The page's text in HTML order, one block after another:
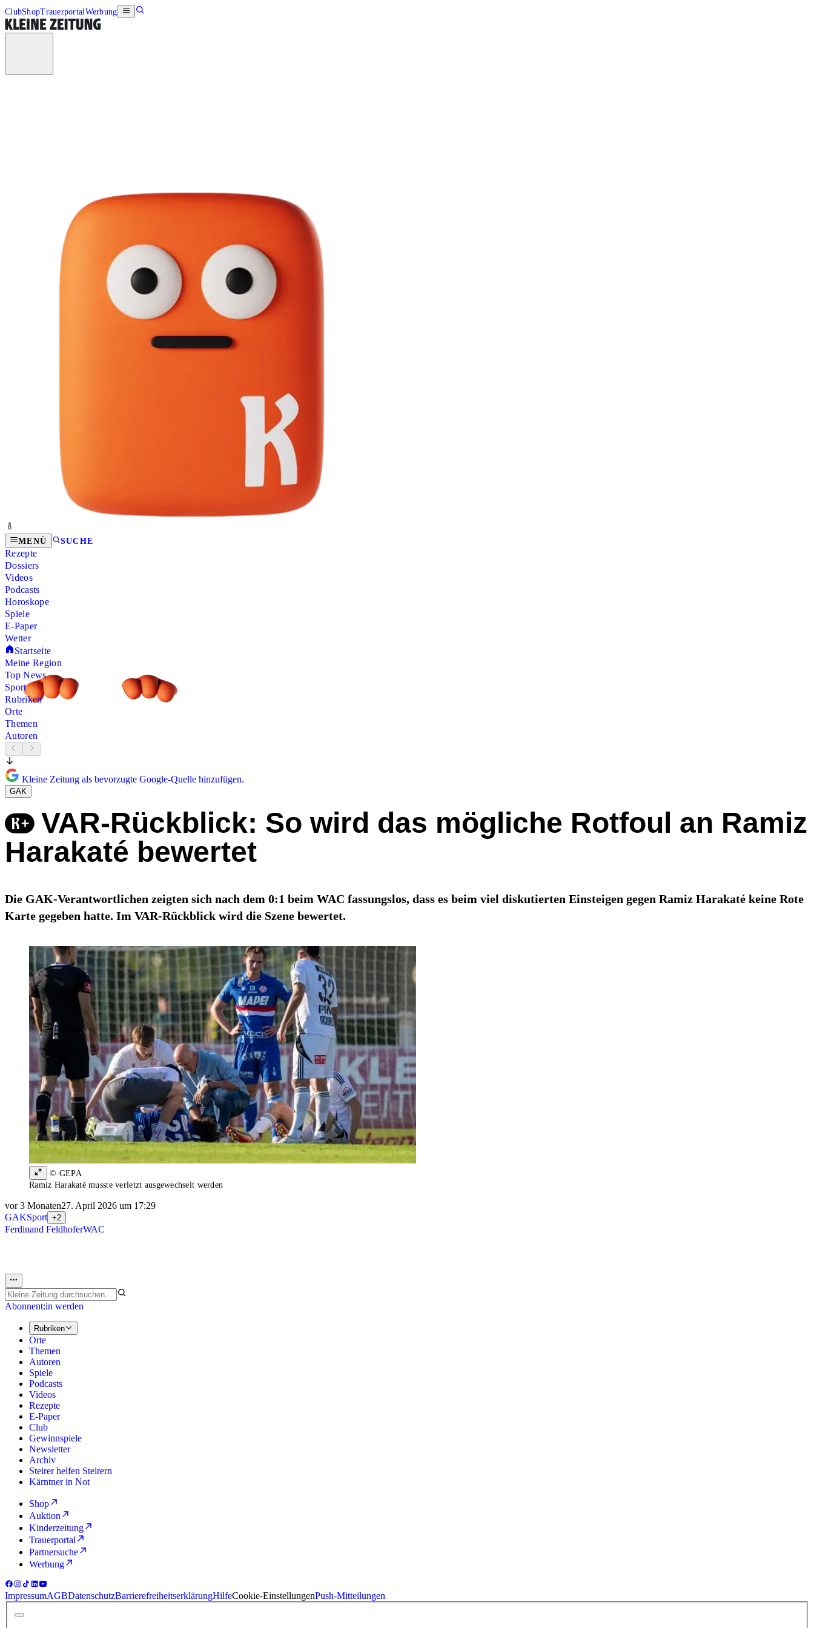
ClubShopTrauerportalWerbung
MENÜ SUCHE
Rezepte
Dossiers
Videos
Podcasts
Horoskope
Spiele
E-Paper
Wetter
Startseite
Meine Region
Top News
Sport
Rubriken
Orte
Themen
Autoren
Kleine Zeitung als bevorzugte Google-Quelle hinzufügen.
GAK
VAR-Rückblick: So wird das mögliche Rotfoul an Ramiz
Harakaté bewertet
Die GAK-Verantwortlichen zeigten sich nach dem 0:1 beim WAC fassungslos, dass es beim viel diskutierten Einsteigen gegen Ramiz Harakaté keine Rote
Karte gegeben hatte. Im VAR-Rückblick wird die Szene bewertet.
© GEPA
Ramiz Harakaté musste verletzt ausgewechselt werden
vor 3 Monaten27. April 2026 um 17:29
GAKSport +2
Ferdinand FeldhoferWAC
Abonnent:in werden
Rubriken
Orte
Themen
Autoren
Spiele
Podcasts
Videos
Rezepte
E-Paper
Club
Gewinnspiele
Newsletter
Archiv
Steirer helfen Steirern
Kärntner in Not
Shop
Auktion
Kinderzeitung
Trauerportal
Partnersuche
Werbung
ImpressumAGBDatenschutzBarrierefreiheitserklärungHilfeCookie-EinstellungenPush-Mitteilungen